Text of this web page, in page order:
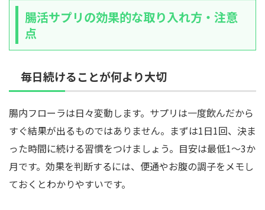
腸活サプリの効果的な取り入れ方・注意
点
毎日続けることが何より大切
腸内フローラは日々変動します。サプリは一度飲んだから
すぐ結果が出るものではありません。まずは1日1回、決ま
った時間に続ける習慣をつけましょう。目安は最低1〜3か
月です。効果を判断するには、便通やお腹の調子をメモし
ておくとわかりやすいです。